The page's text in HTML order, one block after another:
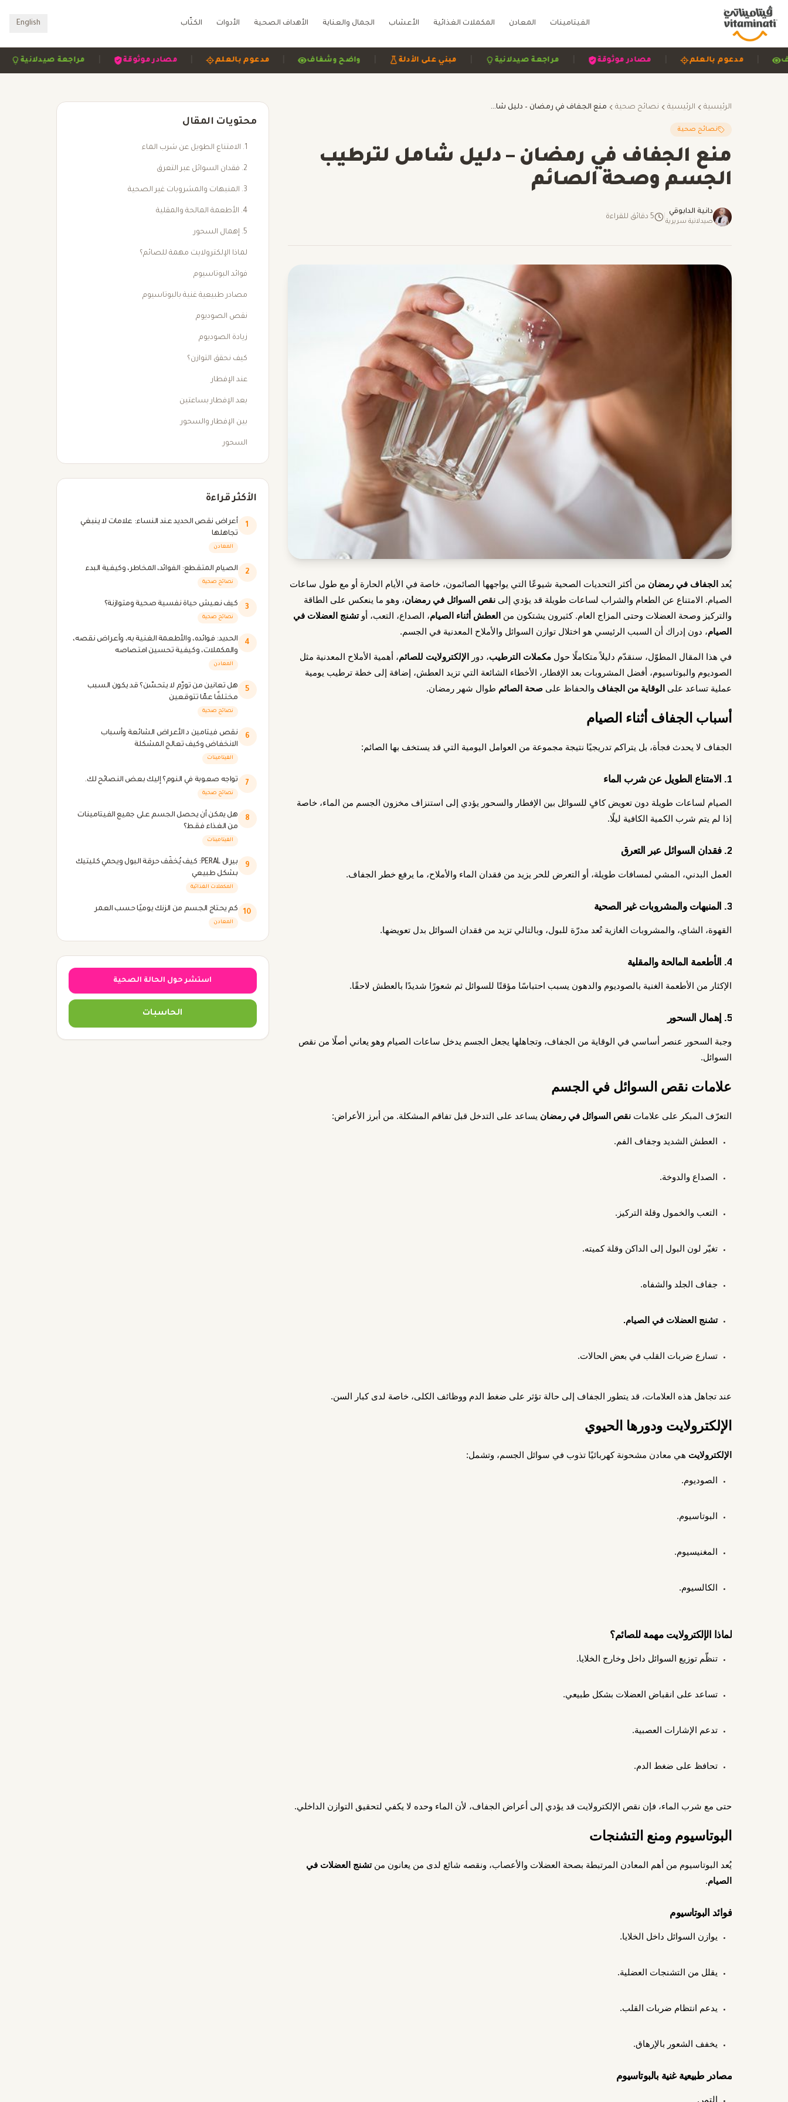
الفيتامينات المعادن المكملات الغذائية الأعشاب الجمال والعناية الأهداف الصحية الأدوات الكتّاب English
مراجعة | مصادر موثوقة | مدعوم بالعلم | واضح وشفاف | مبني على الأدلة | مراجعة صيدلانية | مصادر موثوقة | مدعوم بالعلم | وشفاف
الرئيسية الرئيسية نصائح صحية منع الجفاف في رمضان – دليل شامل لترطيب الجسم وصحة الصائم
نصائح صحية
منع الجفاف في رمضان – دليل شامل لترطيب
الجسم وصحة الصائم
دانية الدابوقي
صيدلانية سريرية
5 دقائق للقراءة
يُعد الجفاف في رمضان من أكثر التحديات الصحية شيوعًا التي يواجهها الصائمون، خاصة في الأيام الحارة أو مع طول ساعات
الصيام. الامتناع عن الطعام والشراب لساعات طويلة قد يؤدي إلى نقص السوائل في رمضان، وهو ما ينعكس على الطاقة
والتركيز وصحة العضلات وحتى المزاج العام. كثيرون يشتكون من
العطش أثناء الصيام، الصداع، التعب، أوتشنج العضلات في
الصيام، دون إدراك أن السبب الرئيسي هو اختلال توازن السوائل والأملاح المعدنية في الجسم.
في هذا المقال المطوّل، سنقدّم دليلاً متكاملًا حول مكملات الترطيب، دور الإلكترولايت للصائم، أهمية الأملاح المعدنية مثل
الصوديوم والبوتاسيوم، أفضل المشروبات بعد الإفطار، الأخطاء الشائعة التي تزيد العطش، إضافة إلى خطة ترطيب يومية
عملية تساعد على
الوقاية من الجفاف والحفاظ على صحة الصائم طوال شهر رمضان.
أسباب الجفاف أثناء الصيام
الجفاف لا يحدث فجأة، بل يتراكم تدريجيًا نتيجة مجموعة من العوامل اليومية التي قد يستخف بها الصائم:
1. الامتناع الطويل عن شرب الماء
الصيام لساعات طويلة دون تعويض كافٍ للسوائل بين الإفطار والسحور يؤدي إلى استنزاف مخزون الجسم من الماء، خاصة
إذا لم يتم شرب الكمية الكافية ليلًا.
2. فقدان السوائل عبر التعرق
العمل البدني، المشي لمسافات طويلة، أو التعرض للحر يزيد من فقدان الماء والأملاح، ما يرفع خطر الجفاف.
3. المنبهات والمشروبات غير الصحية
القهوة، الشاي، والمشروبات الغازية تُعد مدرّة للبول، وبالتالي تزيد من فقدان السوائل بدل تعويضها.
4. الأطعمة المالحة والمقلية
الإكثار من الأطعمة الغنية بالصوديوم والدهون يسبب احتباسًا مؤقتًا للسوائل ثم شعورًا شديدًا بالعطش لاحقًا.
5. إهمال السحور
وجبة السحور عنصر أساسي في الوقاية من الجفاف، وتجاهلها يجعل الجسم يدخل ساعات الصيام وهو يعاني أصلًا من نقص
السوائل.
علامات نقص السوائل في الجسم
التعرّف المبكر على علامات نقص السوائل في رمضان يساعد على التدخل قبل تفاقم المشكلة. من أبرز الأعراض:
العطش الشديد وجفاف الفم.
الصداع والدوخة.
التعب والخمول وقلة التركيز.
تغيّر لون البول إلى الداكن وقلة كميته.
جفاف الجلد والشفاه.
تشنج العضلات في الصيام.
تسارع ضربات القلب في بعض الحالات.
عند تجاهل هذه العلامات، قد يتطور الجفاف إلى حالة تؤثر على ضغط الدم ووظائف الكلى، خاصة لدى كبار السن.
الإلكترولايت ودورها الحيوي
الإلكترولايت هي معادن مشحونة كهربائيًا تذوب في سوائل الجسم، وتشمل:
الصوديوم.
البوتاسيوم.
المغنيسيوم.
الكالسيوم.
لماذا الإلكترولايت مهمة للصائم؟
تنظّم توزيع السوائل داخل وخارج الخلايا.
تساعد على انقباض العضلات بشكل طبيعي.
تدعم الإشارات العصبية.
تحافظ على ضغط الدم.
حتى مع شرب الماء، فإن نقص الإلكترولايت قد يؤدي إلى أعراض الجفاف، لأن الماء وحده لا يكفي لتحقيق التوازن الداخلي.
البوتاسيوم ومنع التشنجات
يُعد البوتاسيوم من أهم المعادن المرتبطة بصحة العضلات والأعصاب، ونقصه شائع لدى من يعانون منتشنج العضلات في
الصيام.
فوائد البوتاسيوم
يوازن السوائل داخل الخلايا.
يقلل من التشنجات العضلية.
يدعم انتظام ضربات القلب.
يخفف الشعور بالإرهاق.
مصادر طبيعية غنية بالبوتاسيوم
التمر.
محتويات المقال
1. الامتناع الطويل عن شرب الماء
2. فقدان السوائل عبر التعرق
3. المنبهات والمشروبات غير الصحية
4. الأطعمة المالحة والمقلية
5. إهمال السحور
لماذا الإلكترولايت مهمة للصائم؟
فوائد البوتاسيوم
مصادر طبيعية غنية بالبوتاسيوم
نقص الصوديوم
زيادة الصوديوم
كيف نحقق التوازن؟
عند الإفطار
بعد الإفطار بساعتين
بين الإفطار والسحور
السحور
الأكثر قراءة
1
أعراض نقص الحديد عند النساء: علامات لا ينبغي
تجاهلها
المعادن
2 الصيام المتقطع: الفوائد، المخاطر، وكيفية البدء
نصائح صحية
3 كيف نعيش حياة نفسية صحية ومتوازنة؟
نصائح صحية
4
الحديد: فوائده، والأطعمة الغنية به، وأعراض نقصه،
والمكملات، وكيفية تحسين امتصاصه
المعادن
5
هل تعانين من تورّم لا يتحسّن؟ قد يكون السبب
مختلفًا عمّا تتوقعين
نصائح صحية
6
نقص فيتامين د الأعراض الشائعة وأسباب
الانخفاض وكيف تعالج المشكلة
الفيتامينات
7 تواجه صعوبة في النوم؟ إليك بعض النصائح لك.
نصائح صحية
8
هل يمكن أن يحصل الجسم على جميع الفيتامينات
من الغذاء فقط؟
الفيتامينات
9
بيرال PERAL: كيف يُخفّف حرقة البول ويحمي كليتيك
بشكل طبيعي
المكملات الغذائية
10 كم يحتاج الجسم من الزنك يوميًا حسب العمر
المعادن
استشر حول الحالة الصحية
الحاسبات